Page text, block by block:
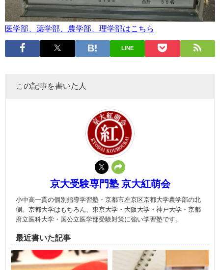
医学部、薬学部、農学部、理学部はこちら
LINE
この記事を書いた人
京大受験専門塾 京大紅萌会
小中高一貫の個別指導学習塾・京都市左京区京都大学農学部の北
側。京都大学はもちろん、東京大学・大阪大学・神戸大学・京都
府立医科大学・国公立医学部受験対策に強い学習塾です。
最近書いた記事